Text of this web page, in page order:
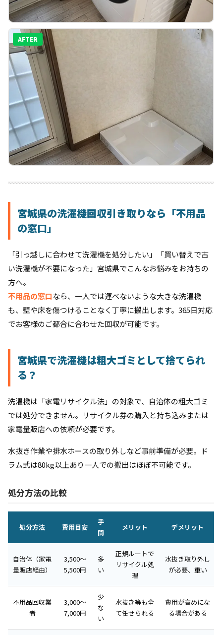
AFTER
宮城県の洗濯機回収引き取りなら「不用品
の窓口」
「引っ越しに合わせて洗濯機を処分したい」「買い替えで古
い洗濯機が不要になった」宮城県でこんなお悩みをお持ちの
方へ。
不用品の窓口なら、一人では運べないような大きな洗濯機
も、壁や床を傷つけることなく丁寧に搬出します。365日対応
でお客様のご都合に合わせた回収が可能です。
宮城県で洗濯機は粗大ゴミとして捨てられ
る？
洗濯機は「家電リサイクル法」の対象で、自治体の粗大ゴミ
では処分できません。リサイクル券の購入と持ち込みまたは
家電量販店への依頼が必要です。
水抜き作業や排水ホースの取り外しなど事前準備が必要。ド
ラム式は80kg以上あり一人での搬出はほぼ不可能です。
処分方法の比較
処分方法 費用目安
手
間
メリット デメリット
自治体（家電
量販店経由）
3,500〜
5,500円
多
い
正規ルートで
リサイクル処
理
水抜き取り外し
が必要、重い
不用品回収業
者
3,000〜
7,000円
少
な
い
水抜き等も全
て任せられる
費用が高めにな
る場合がある